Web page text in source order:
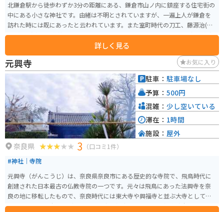
北鎌倉駅から徒歩わずか3分の距離にある、鎌倉市山ノ内に鎮座する住宅街の
中にある小さな神社です。由緒は不明とされていますが、一遍上人が鎌倉を
訪れた時には既にあったと云われています。また室町時代の刀工、藤源治(と
うげんじ)家の屋敷神であったのではないかとも伝えられています。商売繁盛
や五穀豊穣の神様として信仰されており、地元の人々から親しまれていま
す。細い路地を抜けた突き当りにあるため、ひっそりとした雰囲気の中で参
拝をすることができます。
詳しく見る
元興寺 お気に入り
奈良県 3 （口コミ1件）
#神社｜寺院
元興寺（がんこうじ）は、奈良県奈良市にある歴史的な寺院で、飛鳥時代に
創建された日本最古の仏教寺院の一つです。元々は飛鳥にあった法興寺を奈
良の地に移転したもので、奈良時代には東大寺や興福寺と並ぶ大寺として栄
えました。元興寺の見どころは、国宝に指定されている「極楽坊本堂」や
駐車： 駐車場なし
予算： 500円
混雑： 少し空いている
滞在： 1時間
施設： 屋外